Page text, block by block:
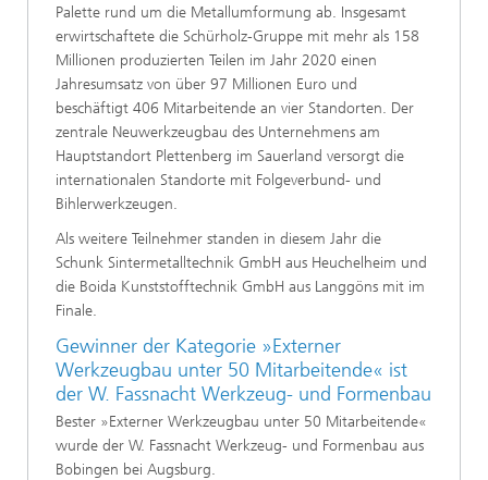
Palette rund um die Metallumformung ab. Insgesamt
erwirtschaftete die Schürholz-Gruppe mit mehr als 158
Millionen produzierten Teilen im Jahr 2020 einen
Jahresumsatz von über 97 Millionen Euro und
beschäftigt 406 Mitarbeitende an vier Standorten. Der
zentrale Neuwerkzeugbau des Unternehmens am
Hauptstandort Plettenberg im Sauerland versorgt die
internationalen Standorte mit Folgeverbund- und
Bihlerwerkzeugen.
Als weitere Teilnehmer standen in diesem Jahr die
Schunk Sintermetalltechnik GmbH aus Heuchelheim und
die Boida Kunststofftechnik GmbH aus Langgöns mit im
Finale.
Gewinner der Kategorie »Externer
Werkzeugbau unter 50 Mitarbeitende« ist
der W. Fassnacht Werkzeug- und Formenbau
Bester »Externer Werkzeugbau unter 50 Mitarbeitende«
wurde der W. Fassnacht Werkzeug- und Formenbau aus
Bobingen bei Augsburg.